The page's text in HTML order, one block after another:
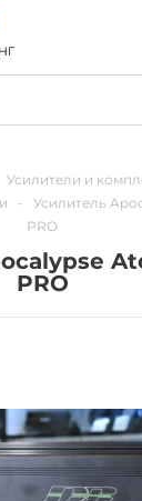
Усилители и
-
Усилитель
PRO
PRO